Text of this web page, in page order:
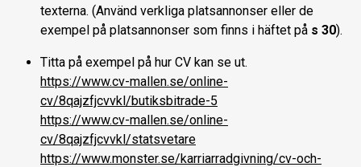
texterna. (Använd verkliga platsannonser eller de
exempel på platsannonser som finns i häftet på s 30).
Titta på exempel på hur CV kan se ut.
https://www.cv-mallen.se/online-
cv/8qajzfjcvvkl/butiksbitrade-5
https://www.cv-mallen.se/online-
cv/8qajzfjcvvkl/statsvetare
https://www.monster.se/karriarradgivning/cv-och-